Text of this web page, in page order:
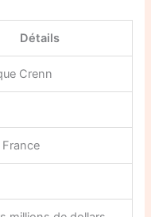
Détails
Crenn